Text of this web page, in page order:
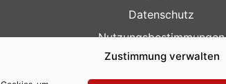
Zustimmung verwalten
Datenschutz
Nutzungsbestimmungen
Kontakt